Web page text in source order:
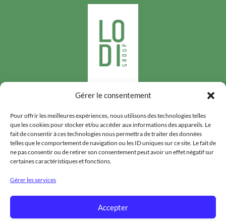
Gérer le consentement
Pour offrir les meilleures expériences, nous utilisons des technologies telles
que les cookies pour stocker et/ou accéder aux informations des appareils. Le
fait de consentir à ces technologies nous permettra de traiter des données
telles que le comportement de navigation ou les ID uniques sur ce site. Le fait de
ne pas consentir ou de retirer son consentement peut avoir un effet négatif sur
certaines caractéristiques et fonctions.
Gérer les services
Accepter
Suivez-nous
DENRÉES STOCKÉES